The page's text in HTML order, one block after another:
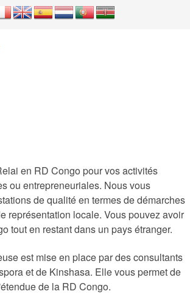
en RD Congo pour vos activités
ou entrepreneuriales. Nous vous
de qualité en termes de démarches
représentation locale. Vous pouvez avoir
tout en restant dans un pays étranger.
est mise en place par des consultants
et de Kinshasa. Elle vous permet de
de la RD Congo.